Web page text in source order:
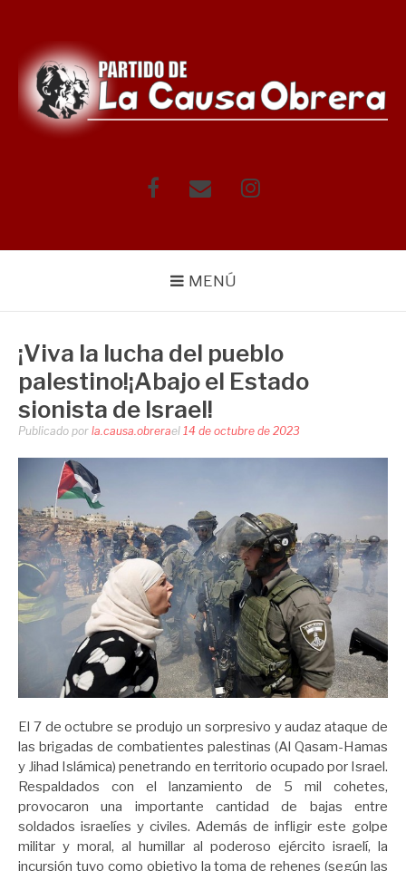
contenido
FacebookCorreo Instagram
MENÚ
¡Viva la lucha del pueblo
palestino!¡Abajo el Estado
sionista de Israel!
Publicado por la.causa.obrerael 14 de octubre de 2023
El 7 de octubre se produjo un sorpresivo y audaz ataque de
las brigadas de combatientes palestinas (Al Qasam-Hamas
y Jihad Islámica) penetrando en territorio ocupado por Israel.
Respaldados con el lanzamiento de 5 mil cohetes,
provocaron una importante cantidad de bajas entre
soldados israelíes y civiles. Además de infligir este golpe
militar y moral, al humillar al poderoso ejército israelí, la
incursión tuvo como objetivo la toma de rehenes (según las